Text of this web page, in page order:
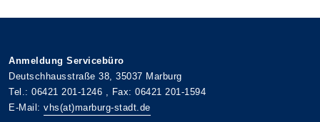
Anmeldung Servicebüro
Deutschhausstraße 38, 35037 Marburg
Tel.: 06421 201-1246 , Fax: 06421 201-1594
E-Mail: vhs(at)marburg-stadt.de